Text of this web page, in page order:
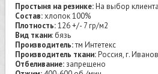
Простыня на резинке:На выбор клиента
Состав:хлопок 100%
Плотность:126 +/- 7 гр/м2
Вид ткани: бязь
Производитель:тм Интетекс
Производитель ткани:Россия, г.
Отбеливание:запрещено